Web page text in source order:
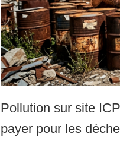
Pollution sur site
payer pour les